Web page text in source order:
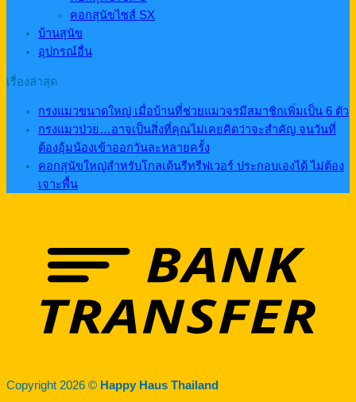
คอกสุนัขไซส์ SX
บ้านสุนัข
อุปกรณ์อื่น
เรื่องล่าสุด
กรงแมวขนาดใหญ่ เมื่อบ้านที่ช่วยแมวจรมีสมาชิกเพิ่มเป็น 6 ตัว
กรงแมวป่วย…อาจเป็นสิ่งที่คุณไม่เคยคิดว่าจะสำคัญ จนวันที่
ต้องอุ้มน้องเข้าออกวันละหลายครั้ง
คอกสุนัขใหญ่สำหรับโกลเด้นรีทรีฟเวอร์ ประกอบเองได้ ไม่ต้อง
เจาะพื้น
Copyright 2026 © Happy Haus Thailand